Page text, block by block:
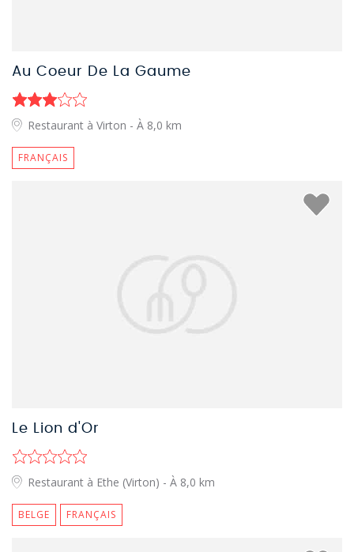
Au Coeur De La Gaume
Restaurant à Virton - À 8,0 km
FRANÇAIS
Le Lion d'Or
Restaurant à Ethe (Virton) - À 8,0 km
BELGE FRANÇAIS